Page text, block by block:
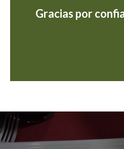
Gracias por